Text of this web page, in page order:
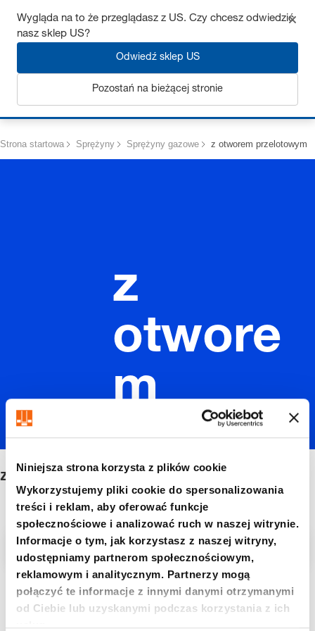
Niniejsza strona korzysta z plików cookie
Wykorzystujemy pliki cookie do spersonalizowania
treści i reklam, aby oferować funkcje
społecznościowe i analizować ruch w naszej witrynie.
Informacje o tym, jak korzystasz z naszej witryny,
udostępniamy partnerom społecznościowym,
reklamowym i analitycznym. Partnerzy mogą
połączyć te informacje z innymi danymi otrzymanymi
od Ciebie lub uzyskanymi podczas korzystania z ich
Uzyskaj do 7% zniżki – kliknij tutaj, aby dowiedzieć się więcej
Strona startowa Sprężyny Sprężyny gazowe z otworem przelotowym
z
otwore
m
przeloto
wym
z otworem przelotowym
Filtr/sortowanie
6 Znaleziono artykuł
Wygląda na to że przeglądasz z US. Czy chcesz odwiedzić
nasz sklep US?
Odwiedź sklep US
Pozostań na bieżącej stronie